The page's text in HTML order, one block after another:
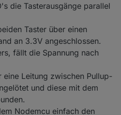
die Tasterausgänge parallel
Taster über einen
an 3.3V angeschlossen.
fällt die Spannung nach
eine Leitung zwischen Pullup-
und diese mit dem
Nodemcu einfach den